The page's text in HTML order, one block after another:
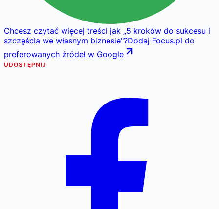
Chcesz czytać więcej treści jak „5 kroków do sukcesu i
szczęścia we własnym biznesie"?Dodaj Focus.pl do
preferowanych źródeł w Google
UDOSTĘPNIJ